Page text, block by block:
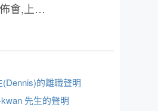
會,上…
的離職聲明
先生的聲明